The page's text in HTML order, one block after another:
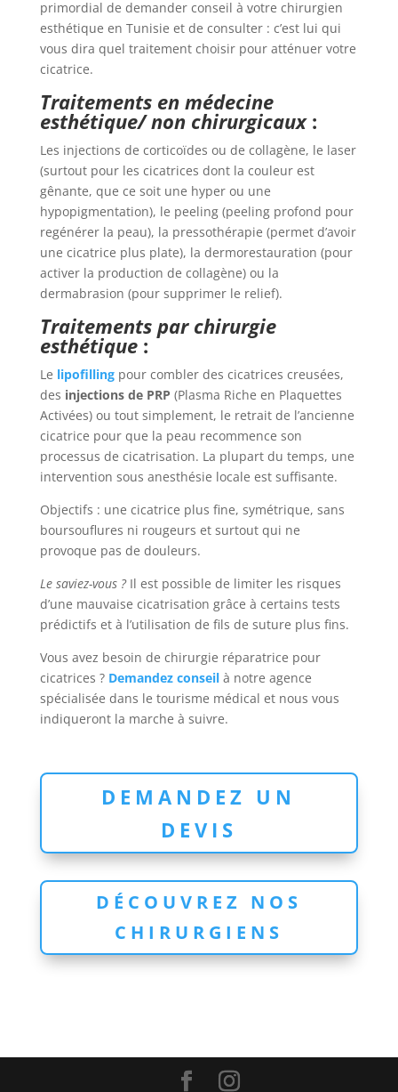
primordial de demander conseil à votre chirurgien
esthétique en Tunisie et de consulter : c’est lui qui
vous dira quel traitement choisir pour atténuer votre
cicatrice.
Traitements en médecine
esthétique/ non chirurgicaux:
Les injections de corticoïdes ou de collagène, le laser
(surtout pour les cicatrices dont la couleur est
gênante, que ce soit une hyper ou une
hypopigmentation), le peeling (peeling profond pour
regénérer la peau), la pressothérapie (permet d’avoir
une cicatrice plus plate), la dermorestauration (pour
activer la production de collagène) ou la
dermabrasion (pour supprimer le relief).
Traitements par chirurgie
esthétique:
Le lipofilling pour combler des cicatrices creusées,
des injections de PRP (Plasma Riche en Plaquettes
Activées) ou tout simplement, le retrait de l’ancienne
cicatrice pour que la peau recommence son
processus de cicatrisation. La plupart du temps, une
intervention sous anesthésie locale est suffisante.
Objectifs : une cicatrice plus fine, symétrique, sans
boursouflures ni rougeurs et surtout qui ne
provoque pas de douleurs.
Le saviez-vous ?Il est possible de limiter les risques
d’une mauvaise cicatrisation grâce à certains tests
prédictifs et à l’utilisation de fils de suture plus fins.
Vous avez besoin de chirurgie réparatrice pour
cicatrices ? Demandez conseilà notre agence
spécialisée dans le tourisme médical et nous vous
indiqueront la marche à suivre.
DEMANDEZ UN
DEVIS
DÉCOUVREZ NOS
CHIRURGIENS